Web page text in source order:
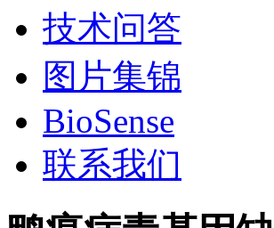
技术问答
图片集锦
BioSense
联系我们